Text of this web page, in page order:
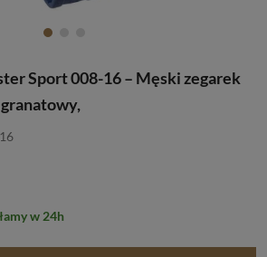
Sport 008-16 – Męski zegarek
w 24h